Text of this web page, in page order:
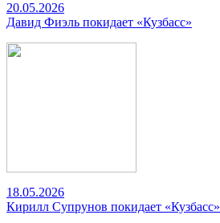
20.05.2026
Давид Фиэль покидает «Кузбасс»
18.05.2026
Кирилл Супрунов покидает «Кузбасс»